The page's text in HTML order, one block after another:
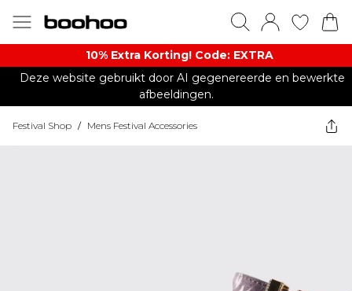
10% Extra Korting! Code: EXTRA​
Deze website gebruikt door AI gegenereerde en bewerkte
afbeeldingen.
Festival Shop / Mens Festival Accessories